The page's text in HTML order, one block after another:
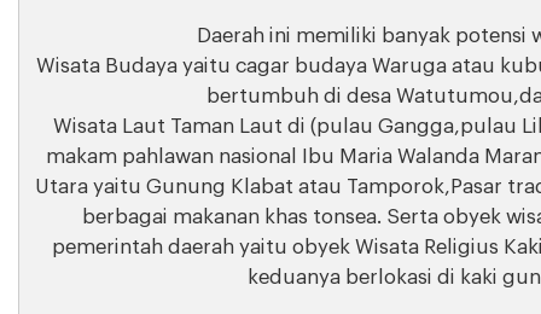
Daerah ini memiliki banyak potensi
Wisata Budaya yaitu cagar budaya Waruga atau
bertumbuh di desa
Wisata Laut Taman Laut di (pulau Gangga,pulau
makam pahlawan nasional Ibu Maria Walanda
Utara yaitu Gunung Klabat atau Tamporok,Pasar
berbagai makanan khas tonsea. Serta obyek
pemerintah daerah yaitu obyek Wisata Religius
keduanya berlokasi di kaki